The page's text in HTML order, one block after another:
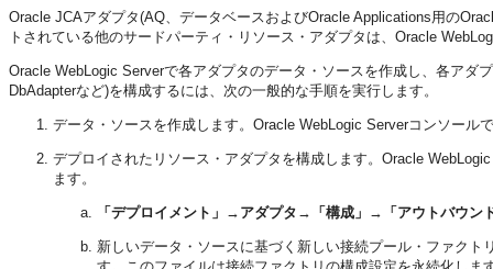
Oracle JCAアダプタ(AQ、データベースおよびOracle Applications用の
トされている他のサードパーティ・リソース・アダプタは、Oracle
Oracle WebLogic Serverで各アダプタのデータ・ソースを作成し、各アダ
DbAdapterなど)を構成するには、次の一般的な手順を実行します。
データ・ソースを作成します。Oracle WebLogic Serverコンソー
デプロイされたリソース・アダプタを構成します。Oracle
ます。
「デプロイメント」 → アダプタ → 「構成」 → 「アウトバウン
新しいデータ・ソースに基づく新しい接続プール・ファク